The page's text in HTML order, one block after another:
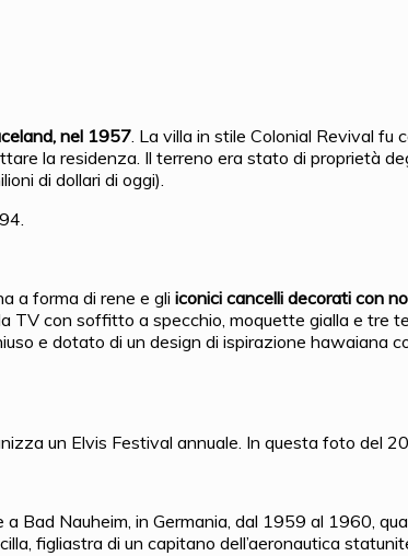
nel 1957. La villa in stile Colonial Revival fu
la residenza. Il terreno era stato di proprietà
di dollari di oggi).
a forma di rene e gli iconici cancelli decorati con
TV con soffitto a specchio, moquette gialla e tre
e dotato di un design di ispirazione hawaiana
un Elvis Festival annuale. In questa foto del
Bad Nauheim, in Germania, dal 1959 al 1960,
figliastra di un capitano dell’aeronautica